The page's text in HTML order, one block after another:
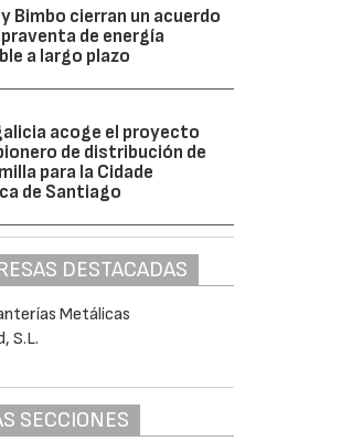
Bimbo cierran un acuerdo
de energía
a largo plazo
acoge el proyecto
de distribución de
para la Cidade
de Santiago
DESTACADAS
SECCIONES